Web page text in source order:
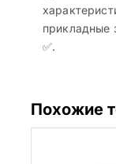
прикладные
✅.
Похожие